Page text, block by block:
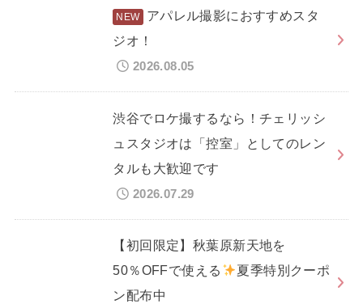
アパレル撮影におすすめスタ
ジオ！
2026.08.05
渋谷でロケ撮するなら！チェリッシ
ュスタジオは「控室」としてのレン
タルも大歓迎です
2026.07.29
【初回限定】秋葉原新天地を
50％OFFで使える
夏季特別クーポ
ン配布中